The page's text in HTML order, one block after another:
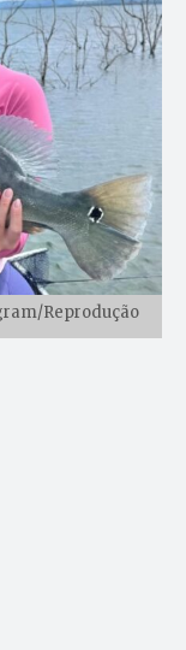
Reprodução